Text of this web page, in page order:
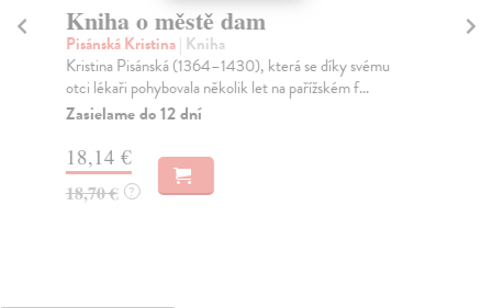
Kniha o městě dam
Pisánská Kristina| Kniha
Kristina Pisánská (1364–1430), která se díky svému
otci lékaři pohybovala několik let na pařížském f...
Zasielame do 12 dní
18,14 €
18,70 € ?